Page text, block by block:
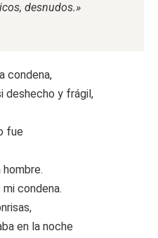
desnudos.»
condena,
deshecho y frágil,
fue
hombre.
condena.
en la noche